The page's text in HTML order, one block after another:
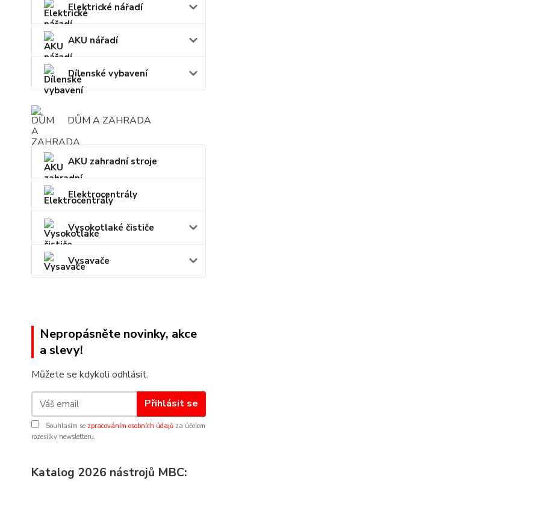
Elektrické nářadí
AKU nářadí
Dílenské vybavení
DŮM A ZAHRADA
AKU zahradní stroje
Elektrocentrály
Vysokotlaké čističe
Vysavače
Nepropásněte novinky, akce
a slevy!
Můžete se kdykoli odhlásit.
Přihlásit se
Souhlasím se zpracováním osobních údajů za účelem
rozesílky newsletteru.
Katalog 2026 nástrojů MBC: